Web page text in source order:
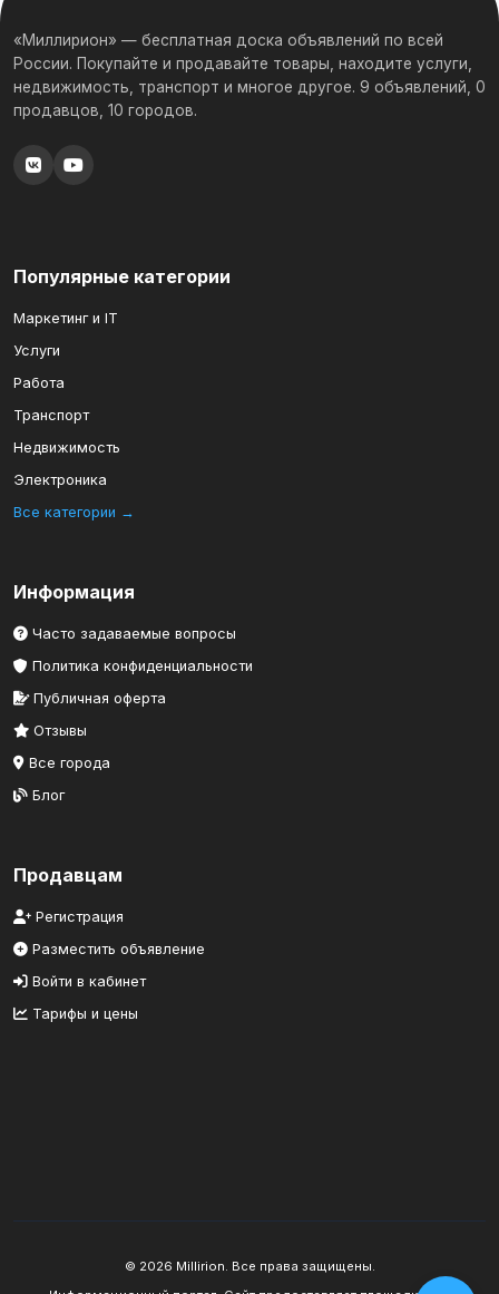
«Миллирион» — бесплатная доска объявлений по всей
России. Покупайте и продавайте товары, находите услуги,
недвижимость, транспорт и многое другое. 9 объявлений, 0
продавцов, 10 городов.
Популярные категории
Маркетинг и IT
Услуги
Работа
Транспорт
Недвижимость
Электроника
Все категории →
Информация
Часто задаваемые вопросы
Политика конфиденциальности
Публичная оферта
Отзывы
Все города
Блог
Продавцам
Регистрация
Разместить объявление
Войти в кабинет
Тарифы и цены
© 2026 Millirion. Все права защищены.